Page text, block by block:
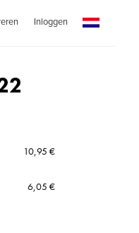
Inloggen
10,95 €
6,05 €